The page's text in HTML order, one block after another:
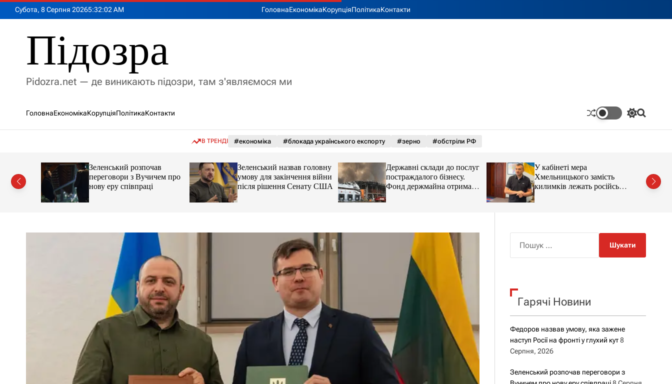
Субота, 8 Серпня 20265:32:03 AM ГоловнаЕкономікаКорупціяПолітикаКонтакти
Підозра
Pidozra.net — де виникають підозри, там з'являємося ми
ГоловнаЕкономікаКорупціяПолітикаКонтакти
П
ч
р
о
у
П
В ТРЕНДІ #економіка #блокада українського експорту #зерно #обстріли РФ
на
Зеленський розпочав
переговори з Вучичем про
нову еру співпраці
Зеленський назвав головну
умову для закінчення війни
після рішення Сенату США
Державні склади до послуг
постраждалого бізнесу.
Фонд держмайна отримав
завдання від прем’єра
У кабінеті мера
Хмельницького замість
килимків лежать російські
прапори (відео)
к
Гарячі Новини
Федоров назвав умову, яка зажене
наступ Росії на фронті у глухий кут 8
Серпня, 2026
Зеленський розпочав переговори з